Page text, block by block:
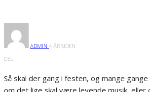
ADMIN 4 ÅR SIDEN
DEL
Så skal der gang i festen, og mange
om det lige skal være levende musik,